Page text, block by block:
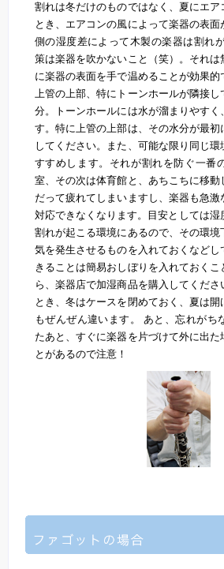
割れは冬だけのものではなく、夏にエア
とき、エアコンの風によって楽器の表
側の湿度差によって木製の楽器は割れ
策は楽器を吹かないこと（笑）。それ
に楽器の表面を手で温めることが効果
上管の上部、特にトーンホールが隣接
分。トーンホールには水が溜まりやす
す。特に上管の上部は、その水分が最
してください。また、可能な限り同じ
すすめします。それが割れを防ぐ一番
室、その次は体育館と、あちこちに移動
だって疲れてしまいますし、楽器も急
対応できなくなります。目安としては湿
割れが起こる環境にあるので、その環
気を発生させるものを入れておくなど
きることは簡易おしぼりを入れておく
ら、楽器店で加湿商品を購入してくだ
とき、冬はケースを閉めておく、夏は
もぜんぜん違います。 あと、忘れがち
たあと、すぐに楽器を片づけて外に出た
とがあるので注意！